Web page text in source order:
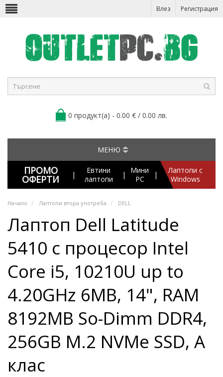
Влез Регистрация
0 продукт(а) - 0.00 € / 0.00 лв.
МЕНЮ
ПРОМО
ОФЕРТИ |
Евтини
лаптопи
|
Мини
PC
|
Лаптопи с
Windows
Начало Лаптопи втора употреба DELL
Лаптоп Dell Latitude
5410 с процесор Intel
Core i5, 10210U up to
4.20GHz 6MB, 14", RAM
8192MB So-Dimm DDR4,
256GB M.2 NVMe SSD, A
клас